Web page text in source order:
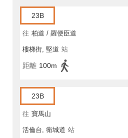
23B
往 柏道 / 羅便臣道
樓梯街, 堅道 站
距離 100m
23B
往 寶馬山
活倫台, 衛城道 站